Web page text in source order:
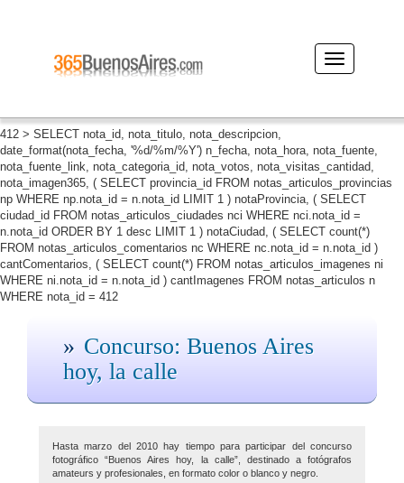
412 > SELECT nota_id, nota_titulo, nota_descripcion,
date_format(nota_fecha, '%d/%m/%Y') n_fecha, nota_hora, nota_fuente,
nota_fuente_link, nota_categoria_id, nota_votos, nota_visitas_cantidad,
nota_imagen365, ( SELECT provincia_id FROM notas_articulos_provincias
np WHERE np.nota_id = n.nota_id LIMIT 1 ) notaProvincia, ( SELECT
ciudad_id FROM notas_articulos_ciudades nci WHERE nci.nota_id =
n.nota_id ORDER BY 1 desc LIMIT 1 ) notaCiudad, ( SELECT count(*)
FROM notas_articulos_comentarios nc WHERE nc.nota_id = n.nota_id )
cantComentarios, ( SELECT count(*) FROM notas_articulos_imagenes ni
WHERE ni.nota_id = n.nota_id ) cantImagenes FROM notas_articulos n
WHERE nota_id = 412
Desplegar
navegación
Concurso: Buenos Aires
hoy, la calle
Hasta marzo del 2010 hay tiempo para participar del concurso
fotográfico “Buenos Aires hoy, la calle”, destinado a fotógrafos
amateurs y profesionales, en formato color o blanco y negro.